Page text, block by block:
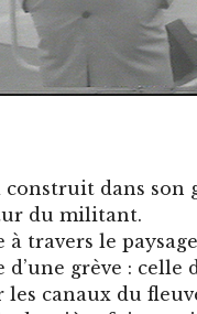
construit dans son
du militant.
travers le
grève :
les canaux du